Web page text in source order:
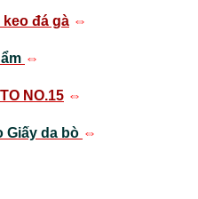
keo đá gà ⇔
⇔
NO.15 ⇔
Giấy da bò ⇔